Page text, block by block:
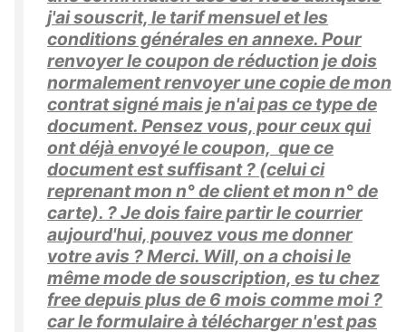
j'ai souscrit, le tarif mensuel et les
conditions générales en annexe. Pour
renvoyer le coupon de réduction je dois
normalement renvoyer une copie de mon
contrat signé mais je n'ai pas ce type de
document. Pensez vous, pour ceux qui
ont déjà envoyé le coupon, que ce
document est suffisant ? (celui ci
reprenant mon n° de client et mon n° de
carte). ? Je dois faire partir le courrier
aujourd'hui, pouvez vous me donner
votre avis ? Merci. Will, on a choisi le
même mode de souscription, es tu chez
free depuis plus de 6 mois comme moi ?
car le formulaire à télécharger n'est pas